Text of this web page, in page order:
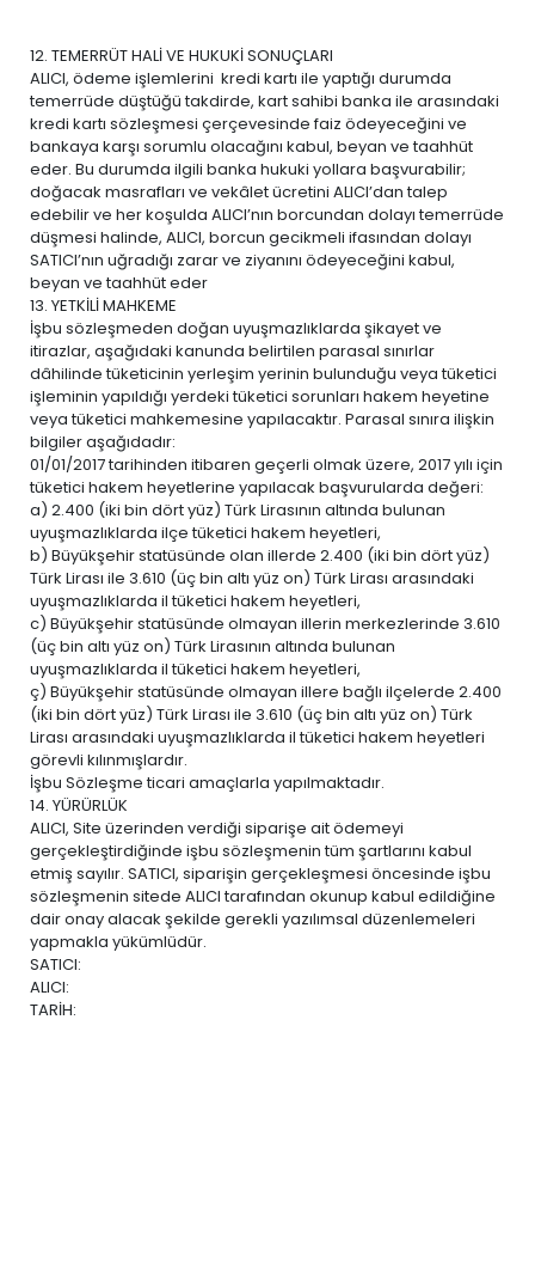
12. TEMERRÜT HALİ VE HUKUKİ SONUÇLARI
ALICI, ödeme işlemlerini kredi kartı ile yaptığı durumda
temerrüde düştüğü takdirde, kart sahibi banka ile arasındaki
kredi kartı sözleşmesi çerçevesinde faiz ödeyeceğini ve
bankaya karşı sorumlu olacağını kabul, beyan ve taahhüt
eder. Bu durumda ilgili banka hukuki yollara başvurabilir;
doğacak masrafları ve vekâlet ücretini ALICI’dan talep
edebilir ve her koşulda ALICI’nın borcundan dolayı temerrüde
düşmesi halinde, ALICI, borcun gecikmeli ifasından dolayı
SATICI’nın uğradığı zarar ve ziyanını ödeyeceğini kabul,
beyan ve taahhüt eder
13. YETKİLİ MAHKEME
İşbu sözleşmeden doğan uyuşmazlıklarda şikayet ve
itirazlar, aşağıdaki kanunda belirtilen parasal sınırlar
dâhilinde tüketicinin yerleşim yerinin bulunduğu veya tüketici
işleminin yapıldığı yerdeki tüketici sorunları hakem heyetine
veya tüketici mahkemesine yapılacaktır. Parasal sınıra ilişkin
bilgiler aşağıdadır:
01/01/2017 tarihinden itibaren geçerli olmak üzere, 2017 yılı için
tüketici hakem heyetlerine yapılacak başvurularda değeri:
a) 2.400 (iki bin dört yüz) Türk Lirasının altında bulunan
uyuşmazlıklarda ilçe tüketici hakem heyetleri,
b) Büyükşehir statüsünde olan illerde 2.400 (iki bin dört yüz)
Türk Lirası ile 3.610 (üç bin altı yüz on) Türk Lirası arasındaki
uyuşmazlıklarda il tüketici hakem heyetleri,
c) Büyükşehir statüsünde olmayan illerin merkezlerinde 3.610
(üç bin altı yüz on) Türk Lirasının altında bulunan
uyuşmazlıklarda il tüketici hakem heyetleri,
ç) Büyükşehir statüsünde olmayan illere bağlı ilçelerde 2.400
(iki bin dört yüz) Türk Lirası ile 3.610 (üç bin altı yüz on) Türk
Lirası arasındaki uyuşmazlıklarda il tüketici hakem heyetleri
görevli kılınmışlardır.
İşbu Sözleşme ticari amaçlarla yapılmaktadır.
14. YÜRÜRLÜK
ALICI, Site üzerinden verdiği siparişe ait ödemeyi
gerçekleştirdiğinde işbu sözleşmenin tüm şartlarını kabul
etmiş sayılır. SATICI, siparişin gerçekleşmesi öncesinde işbu
sözleşmenin sitede ALICI tarafından okunup kabul edildiğine
dair onay alacak şekilde gerekli yazılımsal düzenlemeleri
yapmakla yükümlüdür.
SATICI:
ALICI:
TARİH: